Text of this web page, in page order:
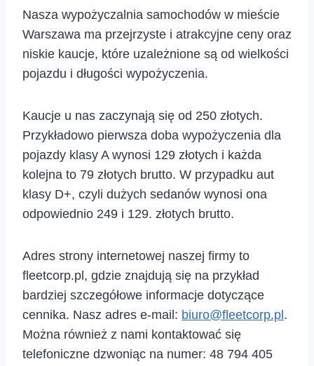
Nasza wypożyczalnia samochodów w mieście
Warszawa ma przejrzyste i atrakcyjne ceny oraz
niskie kaucje, które uzależnione są od wielkości
pojazdu i długości wypożyczenia.
Kaucje u nas zaczynają się od 250 złotych.
Przykładowo pierwsza doba wypożyczenia dla
pojazdy klasy A wynosi 129 złotych i każda
kolejna to 79 złotych brutto. W przypadku aut
klasy D+, czyli dużych sedanów wynosi ona
odpowiednio 249 i 129. złotych brutto.
Adres strony internetowej naszej firmy to
fleetcorp.pl, gdzie znajdują się na przykład
bardziej szczegółowe informacje dotyczące
cennika. Nasz adres e-mail: biuro@fleetcorp.pl .
Można również z nami kontaktować się
telefoniczne dzwoniąc na numer: 48 794 405